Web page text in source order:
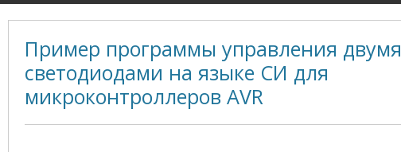
Пример программы управления двумя
светодиодами на языке СИ для
микроконтроллеров AVR